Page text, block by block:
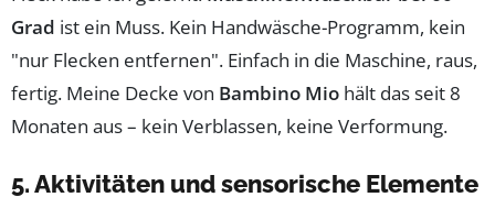
Grad ist ein Muss. Kein Handwäsche-Programm, kein
"nur Flecken entfernen". Einfach in die Maschine, raus,
fertig. Meine Decke von Bambino Mio hält das seit 8
Monaten aus – kein Verblassen, keine Verformung.
5. Aktivitäten und sensorische Elemente